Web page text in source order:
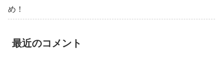
め！
最近のコメント